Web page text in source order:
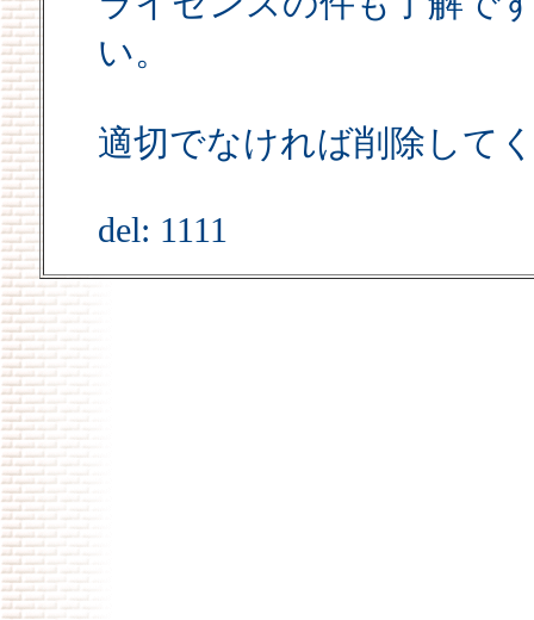
い。
適切でなければ削除して
del: 1111